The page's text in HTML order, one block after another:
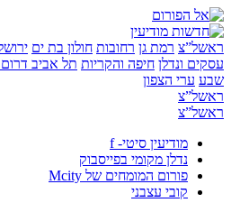
רמת גן רחובות חולון בת ים ירושלים
ונדלן חיפה והקריות תל אביבדרום השרון
ערי הצפון
מודיעין סיטי- f
נדלן מקומי בפייסבוק
פורום המומחים של Mcity
קובי עצבני